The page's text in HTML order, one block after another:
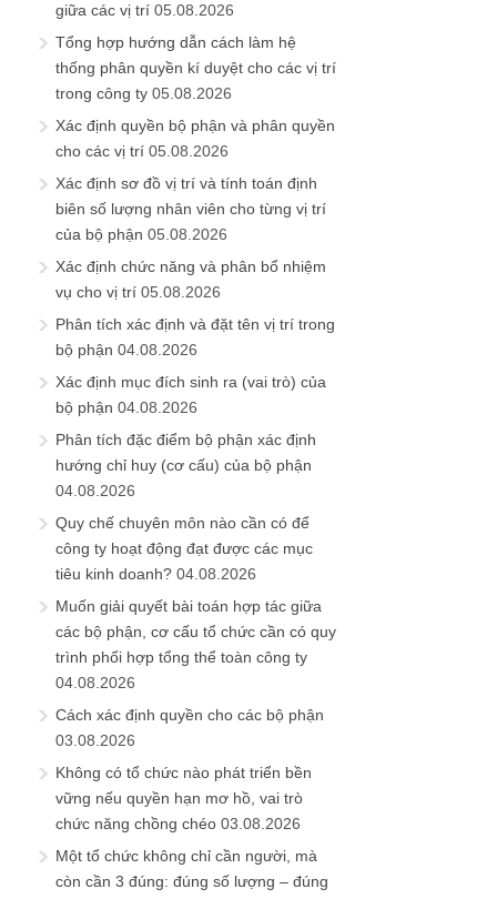
giữa các vị trí 05.08.2026
Tổng hợp hướng dẫn cách làm hệ
thống phân quyền kí duyệt cho các vị trí
trong công ty 05.08.2026
Xác định quyền bộ phận và phân quyền
cho các vị trí 05.08.2026
Xác định sơ đồ vị trí và tính toán định
biên số lượng nhân viên cho từng vị trí
của bộ phận 05.08.2026
Xác định chức năng và phân bổ nhiệm
vụ cho vị trí 05.08.2026
Phân tích xác định và đặt tên vị trí trong
bộ phận 04.08.2026
Xác định mục đích sinh ra (vai trò) của
bộ phận 04.08.2026
Phân tích đặc điểm bộ phận xác định
hướng chỉ huy (cơ cấu) của bộ phận
04.08.2026
Quy chế chuyên môn nào cần có để
công ty hoạt động đạt được các mục
tiêu kinh doanh? 04.08.2026
Muốn giải quyết bài toán hợp tác giữa
các bộ phận, cơ cấu tổ chức cần có quy
trình phối hợp tổng thể toàn công ty
04.08.2026
Cách xác định quyền cho các bộ phận
03.08.2026
Không có tổ chức nào phát triển bền
vững nếu quyền hạn mơ hồ, vai trò
chức năng chồng chéo 03.08.2026
Một tổ chức không chỉ cần người, mà
còn cần 3 đúng: đúng số lượng – đúng